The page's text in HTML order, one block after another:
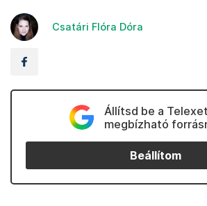
Csatári Flóra Dóra
Állítsd be a Telexet
megbízható
Beállítom